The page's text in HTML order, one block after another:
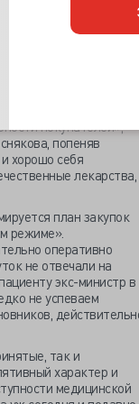
впрок с
уверяет, что «у
нет. В настоящее
лечебные сети.
наличие
своих складов нет
покупателей», -
попеняв
хорошо себя
лекарства,
план закупок
режиме».
оперативно
не отвечали на
экс-министр в
не успеваем
так и
характер и
медицинской